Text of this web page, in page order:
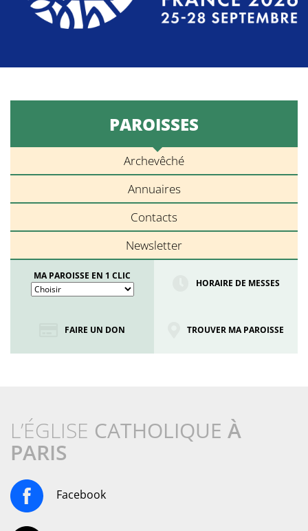
PAROISSES
Archevêché
Annuaires
Contacts
Newsletter
MA PAROISSE EN 1 CLIC
HORAIRE DE MESSES
FAIRE UN DON TROUVER MA PAROISSE
L’ÉGLISE CATHOLIQUE À
PARIS
Facebook